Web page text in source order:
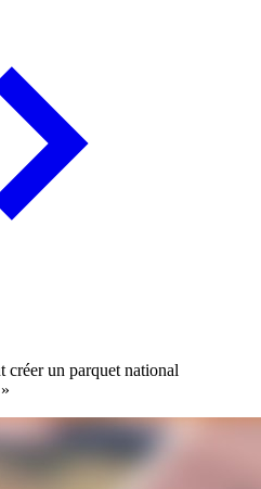
un parquet national